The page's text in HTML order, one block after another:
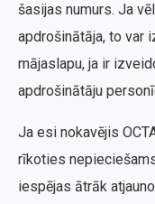
šasijas numurs. Ja
apdrošinātāja, to var
mājaslapu, ja ir
apdrošinātāju
Ja esi nokavējis
rīkoties
iespējas ātrāk